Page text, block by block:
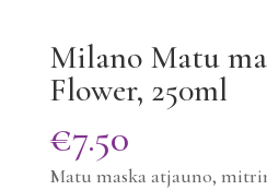
Milano Matu
Flower, 250ml
€7.50
Matu maska atjauno,